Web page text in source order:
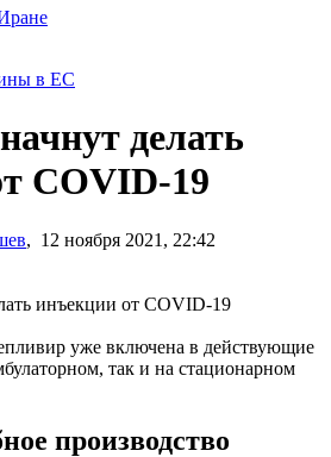
в ЕС
делать
COVID-19
, 12 ноября 2021, 22:42
уже включена в действующие
так и на стационарном
производство